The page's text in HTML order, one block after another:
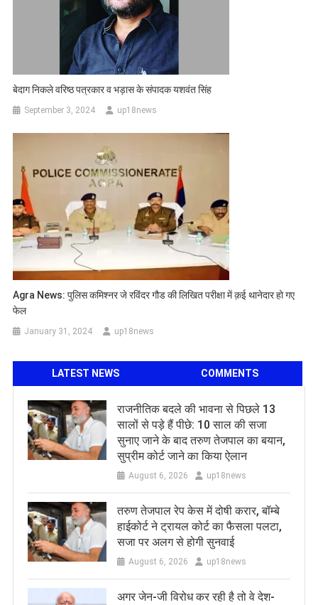
बेदाग निकले वरिष्ठ पत्रकार व भड़ास के संपादक यशवंत सिंह
September 3, 2024 up18news
Agra News: पुलिस कमिश्नर जे रविंदर गौड की लिखित परीक्षा में क़ई थानेदार हो गए
फेल
January 31, 2024 up18news
LATEST NEWS COMMENTS
राजनीतिक बदले की भावना से पिछले 13
सालों से पड़े हैं पीछे: 10 साल की सजा
सुनाए जाने के बाद तरुण तेजपाल का बयान,
सुप्रीम कोर्ट जाने का किया ऐलान
August 6, 2026 up18news
तरुण तेजपाल रेप केस में दोषी करार, बॉम्बे
हाईकोर्ट ने ट्रायल कोर्ट का फैसला पलटा,
सजा पर अलग से होगी सुनवाई
August 6, 2026 up18news
अगर जेन-जी विरोध कर रही है तो वे देश-